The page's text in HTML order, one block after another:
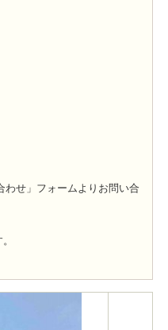
わせ」フォームよりお問い合